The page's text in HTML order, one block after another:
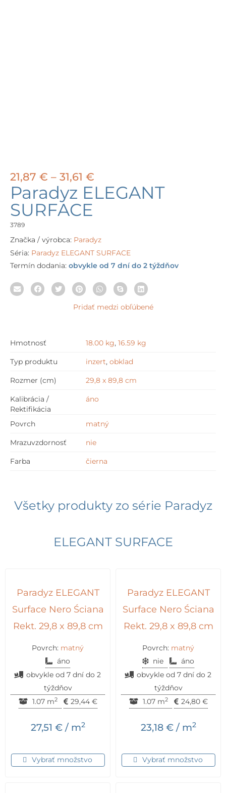
21,87 € – 31,61 €
range:
21,87 €
Paradyz ELEGANT
SURFACE
3789
Značka / výrobca: Paradyz
Séria: Paradyz ELEGANT SURFACE
Termín dodania: obvykle od 7 dní do 2 týždňov
Pridať medzi obľúbené
Hmotnosť 18.00 kg, 16.59 kg
Typ produktu inzert, obklad
Rozmer (cm) 29,8 x 89,8 cm
Kalibrácia /
Rektifikácia
áno
Povrch matný
Mrazuvzdornosť nie
Farba čierna
Všetky produkty zo série Paradyz
ELEGANT SURFACE
Paradyz ELEGANT
Surface Nero Ściana
Rekt. 29,8 x 89,8 cm
Povrch: matný
áno
obvykle od 7 dní do 2
týždňov
1.07 m2 29,44 €
27,51 €/ m2
Vybrať množstvo
Paradyz ELEGANT
Surface Nero Ściana
Rekt. 29,8 x 89,8 cm
Povrch: matný
nie
áno
obvykle od 7 dní do 2
týždňov
1.07 m2 24,80 €
23,18 €/ m2
Vybrať množstvo